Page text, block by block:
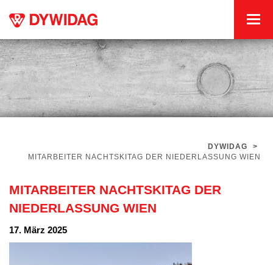
DYWIDAG
>
MITARBEITER NACHTSKITAG DER NIEDERLASSUNG WIEN
MITARBEITER NACHTSKITAG DER
NIEDERLASSUNG WIEN
17. März 2025